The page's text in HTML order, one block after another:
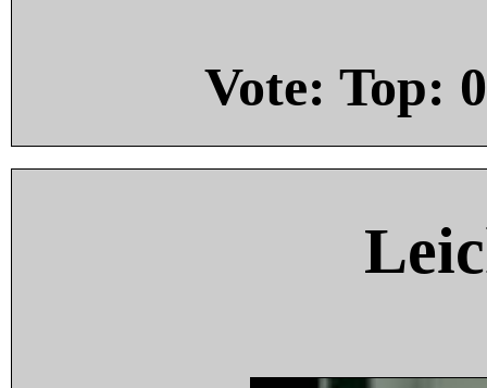
Vote: Top: 0